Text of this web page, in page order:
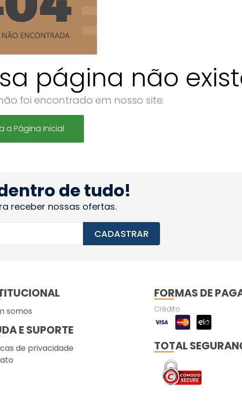
página não
foi encontrado em nosso site.
a Página Inicial
de tudo!
receber nossas ofertas.
CADASTRAR
somos
E SUPORTE
de privacidade
FORMAS DE
Crédito
TOTAL